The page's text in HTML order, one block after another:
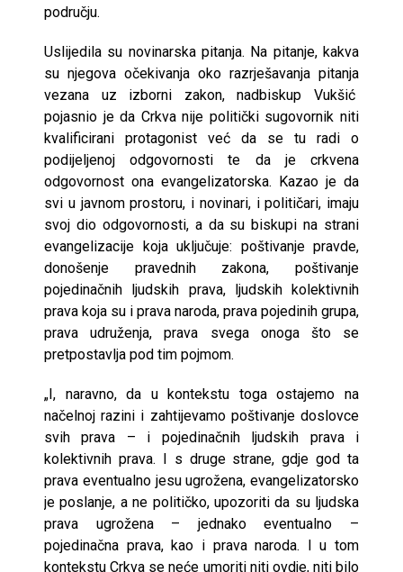
području.
Uslijedila su novinarska pitanja. Na pitanje, kakva
su njegova očekivanja oko razrješavanja pitanja
vezana uz izborni zakon, nadbiskup Vukšić
pojasnio je da Crkva nije politički sugovornik niti
kvalificirani protagonist već da se tu radi o
podijeljenoj odgovornosti te da je crkvena
odgovornost ona evangelizatorska. Kazao je da
svi u javnom prostoru, i novinari, i političari, imaju
svoj dio odgovornosti, a da su biskupi na strani
evangelizacije koja uključuje: poštivanje pravde,
donošenje pravednih zakona, poštivanje
pojedinačnih ljudskih prava, ljudskih kolektivnih
prava koja su i prava naroda, prava pojedinih grupa,
prava udruženja, prava svega onoga što se
pretpostavlja pod tim pojmom.
„I, naravno, da u kontekstu toga ostajemo na
načelnoj razini i zahtijevamo poštivanje doslovce
svih prava – i pojedinačnih ljudskih prava i
kolektivnih prava. I s druge strane, gdje god ta
prava eventualno jesu ugrožena, evangelizatorsko
je poslanje, a ne političko, upozoriti da su ljudska
prava ugrožena – jednako eventualno –
pojedinačna prava, kao i prava naroda. I u tom
kontekstu Crkva se neće umoriti niti ovdje, niti bilo